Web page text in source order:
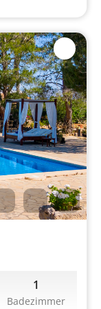
1
Badezimmer